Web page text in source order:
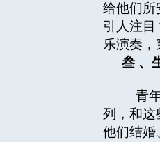
给他们所
引人注
乐演奏，
叁 、
青年
列，和这
他们结婚